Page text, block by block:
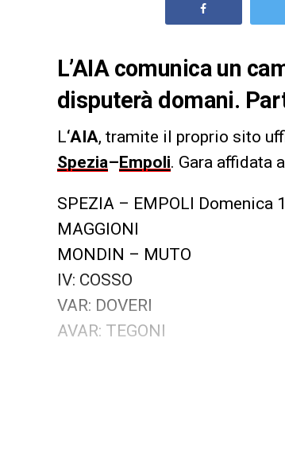
L’AIA comunica un
disputerà domani.
L‘AIA, tramite il proprio sito
Spezia–Empoli. Gara affidata a
SPEZIA – EMPOLI Domenica
MAGGIONI
MONDIN – MUTO
IV: COSSO
VAR: DOVERI
AVAR: TEGONI
LA PLAYLIST DELLE NOSTRE